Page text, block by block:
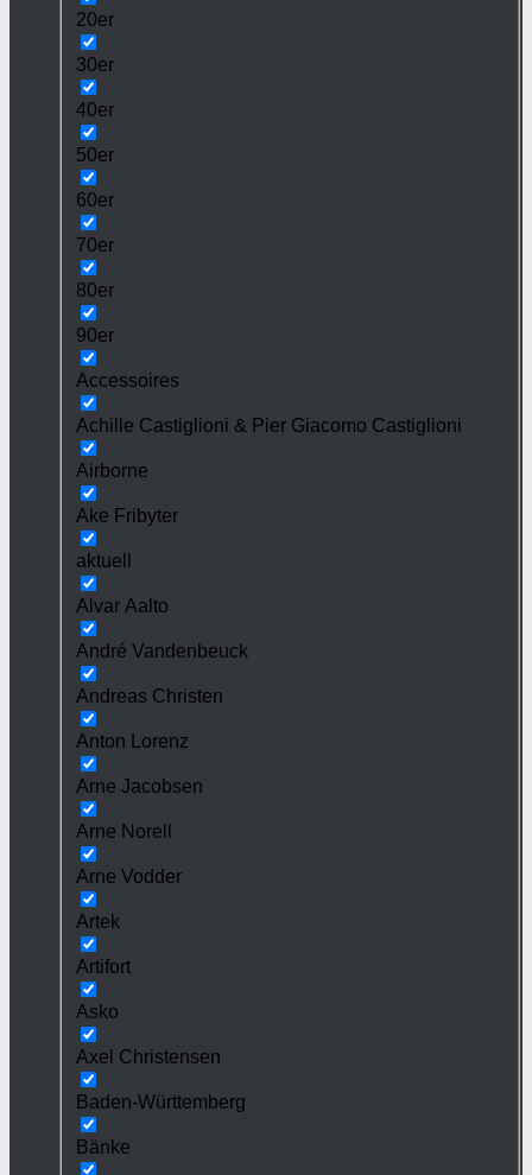
20er
30er
40er
50er
60er
70er
80er
90er
Accessoires
Achille Castiglioni & Pier Giacomo Castiglioni
Airborne
Ake Fribyter
aktuell
Alvar Aalto
André Vandenbeuck
Andreas Christen
Anton Lorenz
Arne Jacobsen
Arne Norell
Arne Vodder
Artek
Artifort
Asko
Axel Christensen
Baden-Württemberg
Bänke